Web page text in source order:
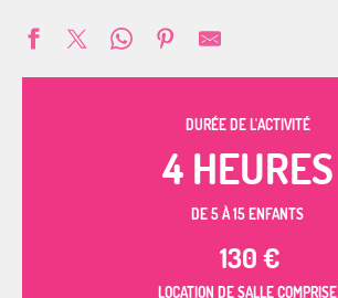
DURÉE DE L'ACTIVITÉ
4 HEURES
DE 5 À 15 ENFANTS
130€
LOCATION DE SALLE COMPRISE